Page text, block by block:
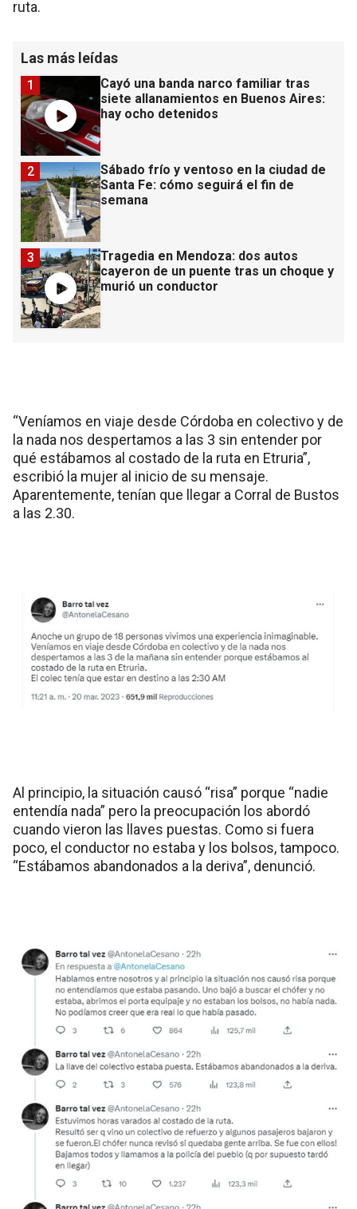
ruta.
Las más leídas
Cayó una banda narco familiar tras
siete allanamientos en Buenos Aires:
hay ocho detenidos
1
Sábado frío y ventoso en la ciudad de
Santa Fe: cómo seguirá el fin de
semana
2
Tragedia en Mendoza: dos autos
cayeron de un puente tras un choque y
murió un conductor
3
“Veníamos en viaje desde Córdoba en colectivo y de
la nada nos despertamos a las 3 sin entender por
qué estábamos al costado de la ruta en Etruria”,
escribió la mujer al inicio de su mensaje.
Aparentemente, tenían que llegar a Corral de Bustos
a las 2.30.
Al principio, la situación causó “risa” porque “nadie
entendía nada” pero la preocupación los abordó
cuando vieron las llaves puestas. Como si fuera
poco, el conductor no estaba y los bolsos, tampoco.
“Estábamos abandonados a la deriva”, denunció.